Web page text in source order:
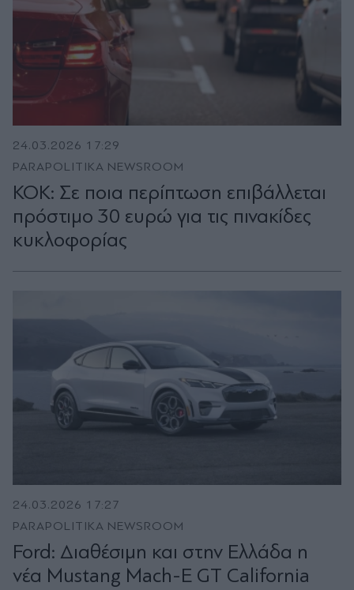
24.03.2026 17:29
PARAPOLITIKA NEWSROOM
ΚΟΚ: Σε ποια περίπτωση επιβάλλεται
πρόστιμο 30 ευρώ για τις πινακίδες
κυκλοφορίας
24.03.2026 17:27
PARAPOLITIKA NEWSROOM
Ford: Διαθέσιμη και στην Ελλάδα η
νέα Mustang Mach-E GT California